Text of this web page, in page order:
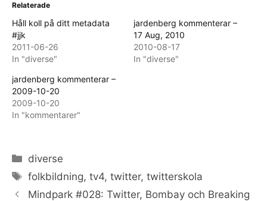
Relaterade
Håll koll på ditt metadata
#jjk
2011-06-26
In "diverse"
jardenberg kommenterar –
17 Aug, 2010
2010-08-17
In "diverse"
jardenberg kommenterar –
2009-10-20
2009-10-20
In "kommentarer"
Categories
diverse
Tags
folkbildning,tv4,twitter,twitterskola
Mindpark #028: Twitter, Bombay och Breaking